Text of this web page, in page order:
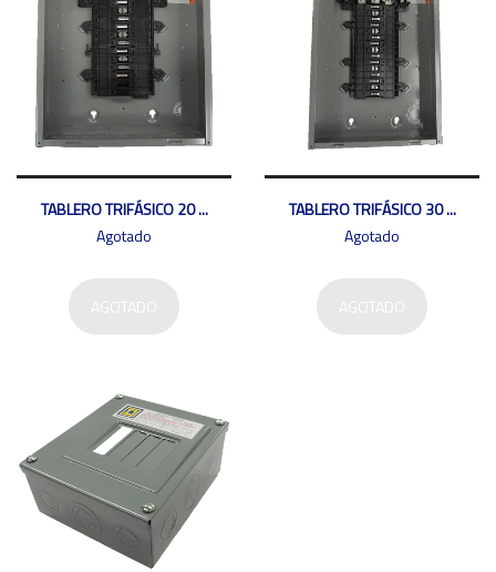
TABLERO TRIFÁSICO 20 ...
Agotado
TABLERO TRIFÁSICO 30 ...
Agotado